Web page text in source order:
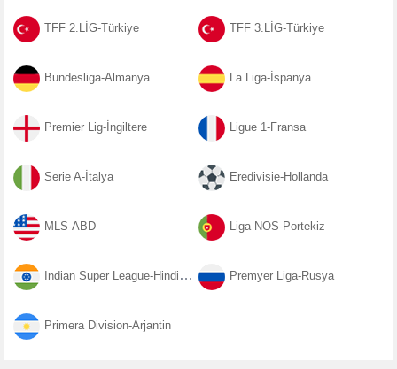
TFF 2.LİG-Türkiye TFF 3.LİG-Türkiye
Bundesliga-Almanya La Liga-İspanya
Premier Lig-İngiltere Ligue 1-Fransa
Serie A-İtalya Eredivisie-Hollanda
MLS-ABD Liga NOS-Portekiz
Indian Super League-Hindistan Premyer Liga-Rusya
Primera Division-Arjantin